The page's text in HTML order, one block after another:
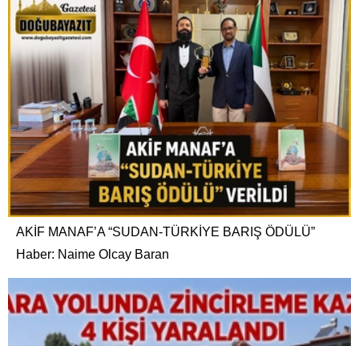
AKİF MANAF’A “SUDAN-TÜRKİYE BARIŞ ÖDÜLÜ”
Haber: Naime Olcay Baran